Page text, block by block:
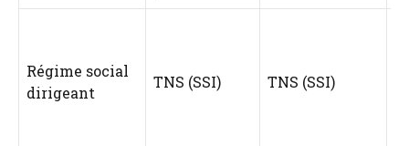
Régime social
dirigeant
TNS (SSI) TNS (SSI)